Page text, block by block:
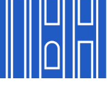
Mostrar/
Mostrar/
Mostrar/